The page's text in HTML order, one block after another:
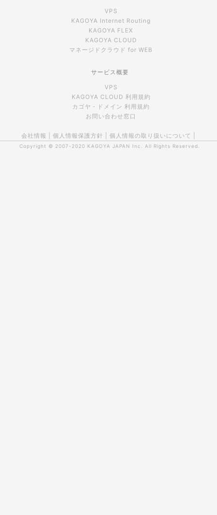
VPS
KAGOYA Internet Routing
KAGOYA FLEX
KAGOYA CLOUD
マネージドクラウド for WEB
サービス概要
VPS
KAGOYA CLOUD 利用規約
カゴヤ・ドメイン 利用規約
お問い合わせ窓口
会社情報 個人情報保護方針 個人情報の取り扱いについて
Copyright © 2007-2020 KAGOYA JAPAN Inc. All Rights Reserved.